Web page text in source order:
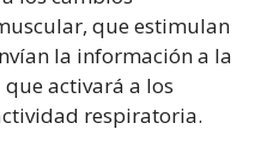
que estimulan
la información a la
activará a los
respiratoria.